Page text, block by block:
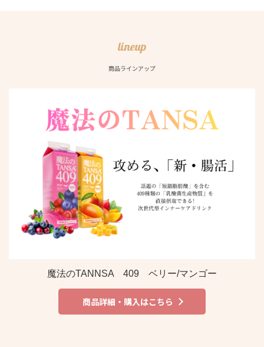
lineup
商品ラインアップ
魔法のTANNSA 409 ベリー/マンゴー
商品詳細・購入はこちら